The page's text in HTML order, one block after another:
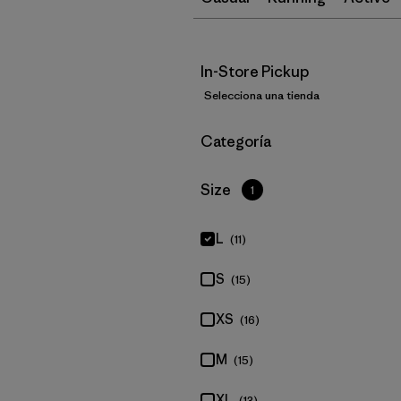
In-Store Pickup
Selecciona una tienda
Filtrar por
Categoría
Filtrar por
Size 1
L (11)
S (15)
XS (16)
M (15)